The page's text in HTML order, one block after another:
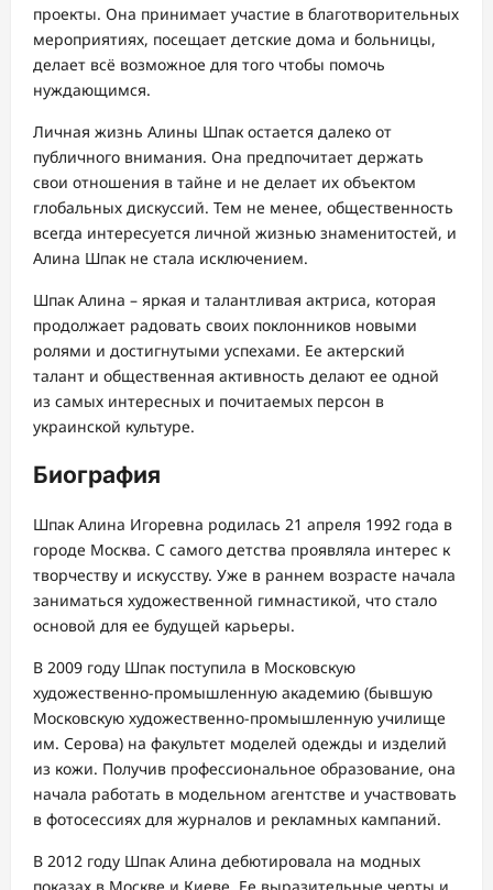
проекты. Она принимает участие в благотворительных
мероприятиях, посещает детские дома и больницы,
делает всё возможное для того чтобы помочь
нуждающимся.
Личная жизнь Алины Шпак остается далеко от
публичного внимания. Она предпочитает держать
свои отношения в тайне и не делает их объектом
глобальных дискуссий. Тем не менее, общественность
всегда интересуется личной жизнью знаменитостей, и
Алина Шпак не стала исключением.
Шпак Алина – яркая и талантливая актриса, которая
продолжает радовать своих поклонников новыми
ролями и достигнутыми успехами. Ее актерский
талант и общественная активность делают ее одной
из самых интересных и почитаемых персон в
украинской культуре.
Биография
Шпак Алина Игоревна родилась 21 апреля 1992 года в
городе Москва. С самого детства проявляла интерес к
творчеству и искусству. Уже в раннем возрасте начала
заниматься художественной гимнастикой, что стало
основой для ее будущей карьеры.
В 2009 году Шпак поступила в Московскую
художественно-промышленную академию (бывшую
Московскую художественно-промышленную училище
им. Серова) на факультет моделей одежды и изделий
из кожи. Получив профессиональное образование, она
начала работать в модельном агентстве и участвовать
в фотосессиях для журналов и рекламных кампаний.
В 2012 году Шпак Алина дебютировала на модных
показах в Москве и Киеве. Ее выразительные черты и